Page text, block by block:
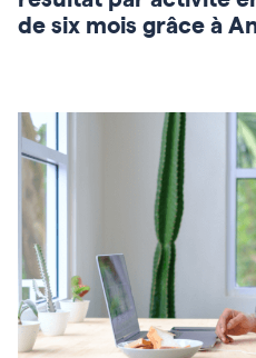
de six mois grâce à